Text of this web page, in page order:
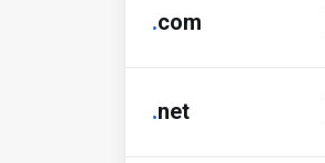
.com
.net